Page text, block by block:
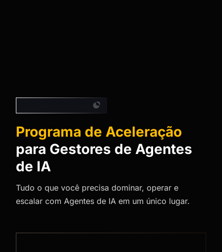
Programa de Aceleração
para Gestores de Agentes
de IA
Tudo o que você precisa dominar, operar e
escalar com Agentes de IA em um único lugar.